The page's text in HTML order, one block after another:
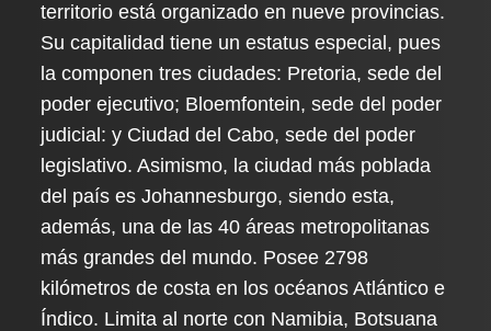
territorio está organizado en nueve provincias.
Su capitalidad tiene un estatus especial, pues
la componen tres ciudades: Pretoria, sede del
poder ejecutivo; Bloemfontein, sede del poder
judicial: y Ciudad del Cabo, sede del poder
legislativo. Asimismo, la ciudad más poblada
del país es Johannesburgo, siendo esta,
además, una de las 40 áreas metropolitanas
más grandes del mundo. Posee 2798
kilómetros de costa en los océanos Atlántico e
Índico. Limita al norte con Namibia, Botsuana